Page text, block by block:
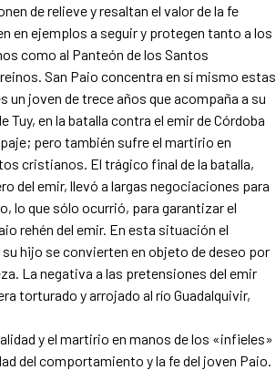
de relieve y resaltan el valor de la fe
en ejemplos a seguir y protegen tanto a los
como al Panteón de los Santos
San Paio concentra en sí mismo estas
joven de trece años que acompaña a su
Tuy, en la batalla contra el emir de Córdoba
pero también sufre el martirio en
cristianos. El trágico final de la batalla,
del emir, llevó a largas negociaciones para
lo que sólo ocurrió, para garantizar el
rehén del emir. En esta situación el
hijo se convierten en objeto de deseo por
La negativa a las pretensiones del emir
torturado y arrojado al río Guadalquivir,
y el martirio en manos de los «infieles»
del comportamiento y la fe del joven Paio.